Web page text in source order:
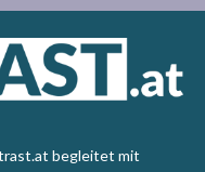
begleitet mit